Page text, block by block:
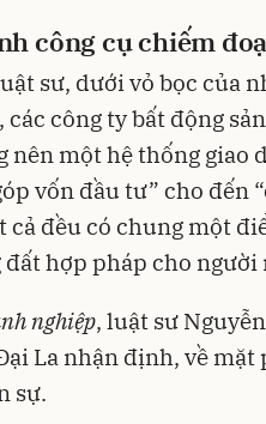
công cụ chiếm
sư, dưới vỏ bọc của
các công ty bất động
nên một hệ thống giao
vốn đầu tư” cho đến
cả đều có chung một
hợp pháp cho người
nghiệp, luật sư
La nhận định, về mặt
sự.